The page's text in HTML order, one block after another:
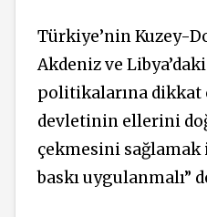
Türkiye’nin Kuzey-
Akdeniz ve
politikalarına dikkat
devletinin ellerini
çekmesini sağlamak
baskı uygulanmalı”